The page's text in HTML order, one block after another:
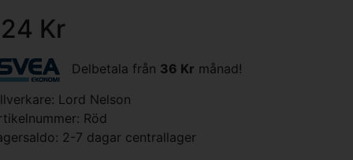
Kr
Delbetala från 36 Kr månad!
Lord Nelson
Röd
2-7 dagar centrallager